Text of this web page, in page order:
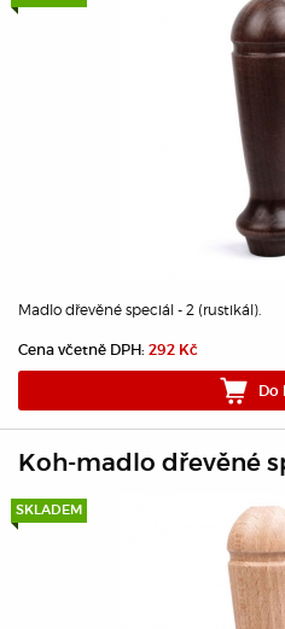
Madlo dřevěné speciál - 2 (rustikál).
Cena včetně DPH: 292 Kč
Do
Koh-madlo dřevěné
SKLADEM